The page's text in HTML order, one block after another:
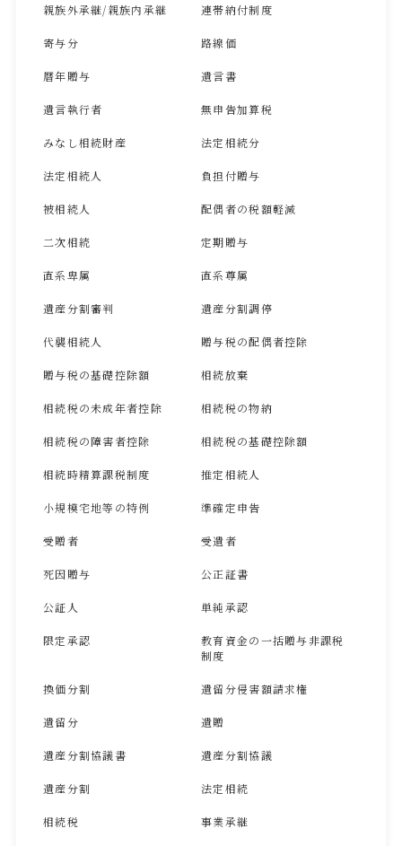
親族外承継/親族内承継 連帯納付制度
寄与分 路線価
暦年贈与 遺言書
遺言執行者 無申告加算税
みなし相続財産 法定相続分
法定相続人 負担付贈与
被相続人 配偶者の税額軽減
二次相続 定期贈与
直系卑属 直系尊属
遺産分割審判 遺産分割調停
代襲相続人 贈与税の配偶者控除
贈与税の基礎控除額 相続放棄
相続税の未成年者控除 相続税の物納
相続税の障害者控除 相続税の基礎控除額
相続時精算課税制度 推定相続人
小規模宅地等の特例 準確定申告
受贈者 受遺者
死因贈与 公正証書
公証人 単純承認
限定承認
教育資金の一括贈与非課税
制度
換価分割 遺留分侵害額請求権
遺留分 遺贈
遺産分割協議書 遺産分割協議
遺産分割 法定相続
相続税 事業承継